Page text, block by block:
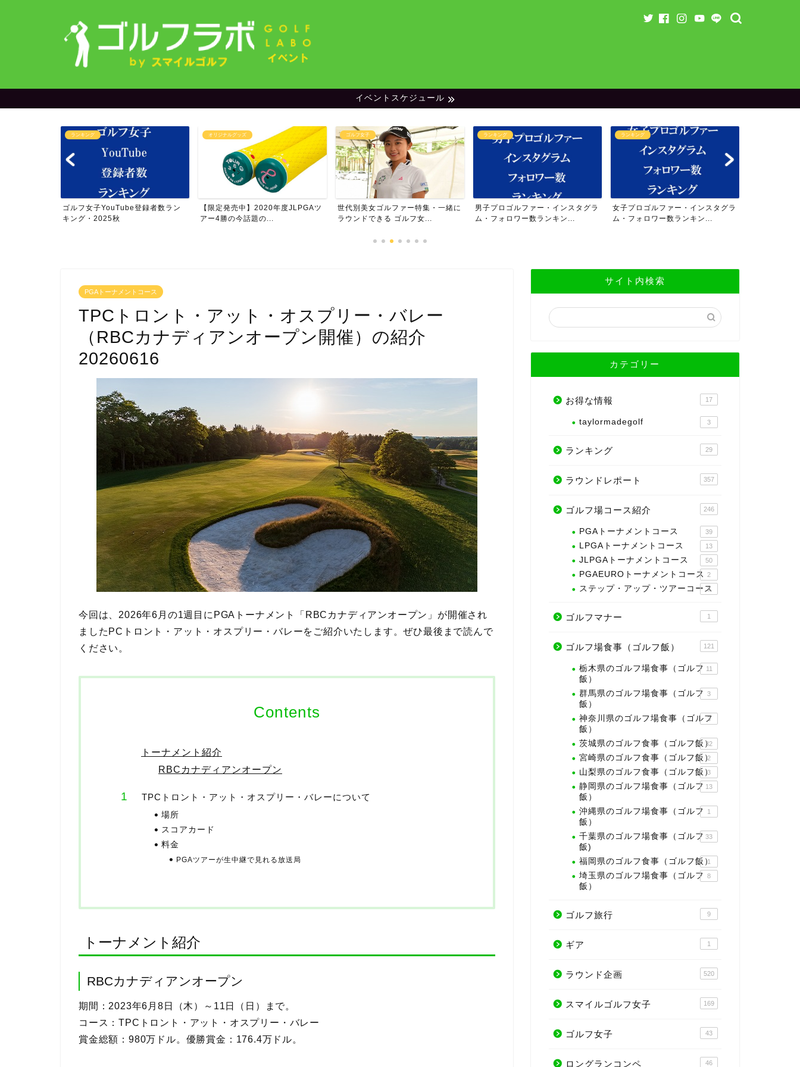
イベントスケジュール
ランキング
ゴルフ女子YouTube登録者数ラン
キング・2025秋
オリジナルグッズ
【限定発売中】2020年度JLPGAツ
アー4勝の今話題の...
ゴルフ女子
世代別美女ゴルファー特集・一緒に
ラウンドできる ゴルフ女...
ランキング
男子プロゴルファー・インスタグラ
ム・フォロワー数ランキン...
ランキング
女子プロゴルファー・インスタグラ
ム・フォロワー数ランキン...
PGAトーナメントコース
TPCトロント・アット・オスプリー・バレー
（RBCカナディアンオープン開催）の紹介
20260616
今回は、2026年6月の1週目にPGAトーナメント「RBCカナディアンオープン」が開催され
ましたPCトロント・アット・オスプリー・バレーをご紹介いたします。ぜひ最後まで読んで
ください。
Contents
トーナメント紹介
RBCカナディアンオープン
TPCトロント・アット・オスプリー・バレーについて
場所
スコアカード
料金
PGAツアーが生中継で見れる放送局
トーナメント紹介
RBCカナディアンオープン
期間：2023年6月8日（木）～11日（日）まで。
コース：TPCトロント・アット・オスプリー・バレー
賞金総額：980万ドル。優勝賞金：176.4万ドル。
サイト内検索
カテゴリー
お得な情報 17
taylormadegolf 3
ランキング 29
ラウンドレポート 357
ゴルフ場コース紹介 246
PGAトーナメントコース 39
LPGAトーナメントコース 13
JLPGAトーナメントコース 50
PGAEUROトーナメントコース 2
ステップ・アップ・ツアーコース
3
ゴルフマナー 1
ゴルフ場食事（ゴルフ飯） 121
栃木県のゴルフ場食事（ゴルフ
飯）
11
群馬県のゴルフ場食事（ゴルフ
飯）
3
神奈川県のゴルフ場食事（ゴルフ
飯）
3
茨城県のゴルフ食事（ゴルフ飯）
32
宮崎県のゴルフ食事（ゴルフ飯）
2
山梨県のゴルフ食事（ゴルフ飯）
3
静岡県のゴルフ場食事（ゴルフ
飯）
13
沖縄県のゴルフ場食事（ゴルフ
飯）
1
千葉県のゴルフ場食事（ゴルフ
飯)
33
福岡県のゴルフ食事（ゴルフ飯）1
埼玉県のゴルフ場食事（ゴルフ
飯）
8
ゴルフ旅行 9
ギア 1
ラウンド企画 520
スマイルゴルフ女子 169
ゴルフ女子 43
ロングランコンペ 46